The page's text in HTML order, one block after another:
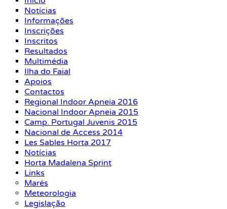
Notícias
Informações
Inscrições
Inscritos
Resultados
Multimédia
Ilha do Faial
Apoios
Contactos
Regional Indoor Apneia 2016
Nacional Indoor Apneia 2015
Camp. Portugal Juvenis 2015
Nacional de Access 2014
Les Sables Horta 2017
Notícias
Horta Madalena Sprint
Links
Marés
Meteorologia
Legislação